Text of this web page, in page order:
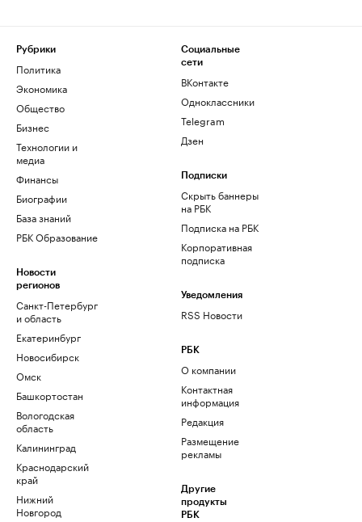
Рубрики
Политика
Экономика
Общество
Бизнес
Технологии и
медиа
Финансы
Биографии
База знаний
РБК Образование
Новости
регионов
Санкт-Петербург
и область
Екатеринбург
Новосибирск
Омск
Башкортостан
Вологодская
область
Калининград
Краснодарский
край
Нижний
Новгород
Социальные
сети
ВКонтакте
Одноклассники
Telegram
Дзен
Подписки
Скрыть баннеры
на РБК
Подписка на РБК
Корпоративная
подписка
Уведомления
RSS Новости
РБК
О компании
Контактная
информация
Редакция
Размещение
рекламы
Другие
продукты
РБК